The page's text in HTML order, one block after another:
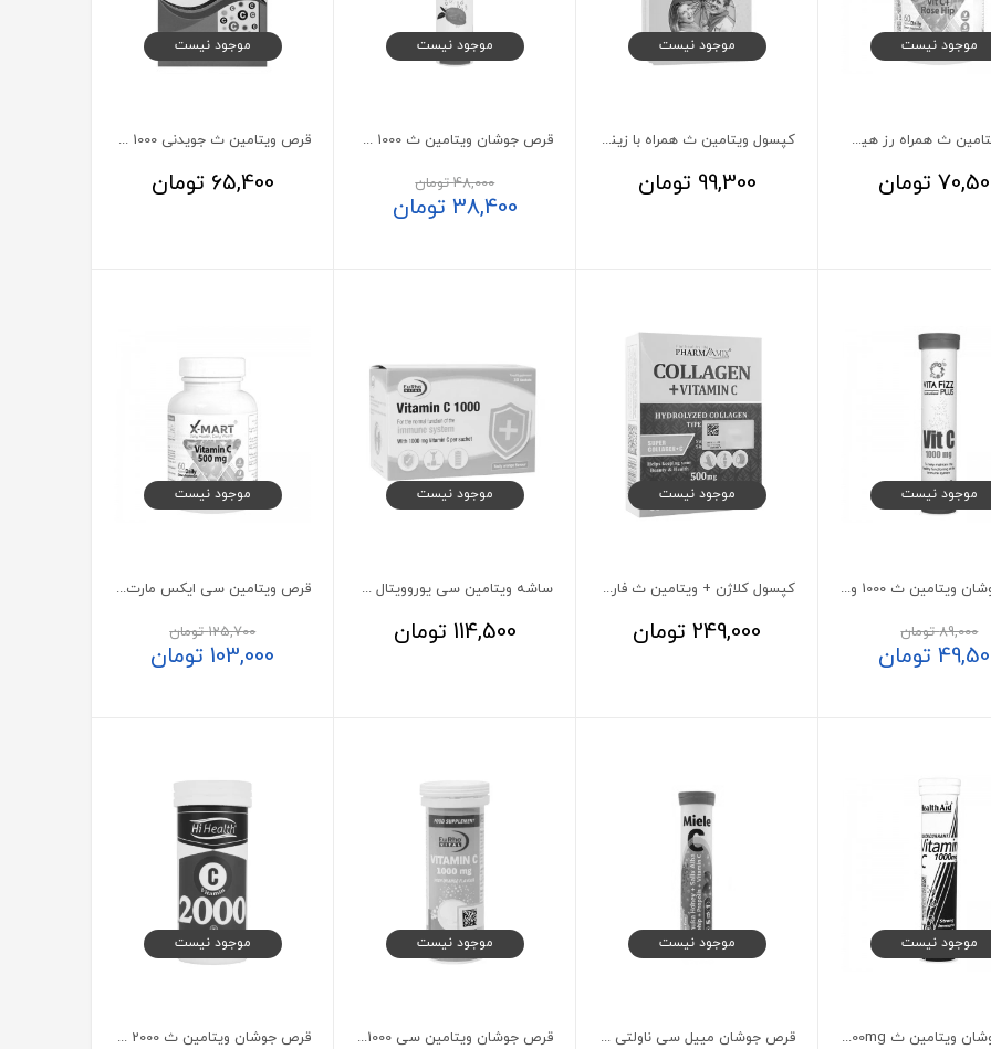
موجود نیست
قرص ویتامین ث همراه رز هیپ ایکس مارت 60 عددی
تومان
موجود نیست
کپسول ویتامین ث همراه با زینک 10 میلی‌گرم آپوویتال 40 عدد
99,300 تومان
موجود نیست
قرص جوشان ویتامین ث 1000 میلی گرم اکسیر 20 عدد
48,000تومان
38,400 تومان
موجود نیست
قرص ویتامین ث جویدنی 1000 میلی گرم وویا پلاس 30 عدد
65,400 تومان
موجود نیست
قرص جوشان ویتامین ث 1000 ویتافیز پلاس
89,000تومان
تومان
موجود نیست
کپسول کلاژن + ویتامین ث فارمامیکس 30 عدد
249,000تومان
موجود نیست
ساشه ویتامین سی یوروویتال 1000 میلی گرم
114,500 تومان
موجود نیست
قرص ویتامین سی ایکس مارت 500 میلی گرم 60 عدد
125,700تومان
103,000 تومان
موجود نیست
قرص جوشان ویتامین ث 1000mg انگور سیاه هلث اید 20 عدد
موجود نیست
قرص جوشان مییل سی ناولتی لایف 20 عدد
موجود نیست
قرص جوشان ویتامین سی 1000 یوروویتال 10 عدد
موجود نیست
قرص جوشان ویتامین ث 2000 میلی گرم های هلث 10 عدد